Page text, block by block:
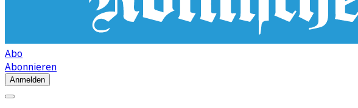
Abo
Abonnieren
Anmelden